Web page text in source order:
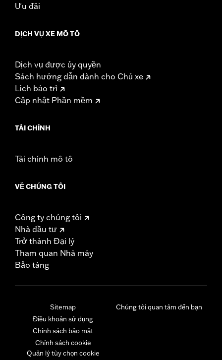
Ưu đãi
DỊCH VỤ XE MÔ TÔ
Dịch vụ được ủy quyền
Sách hướng dẫn dành cho Chủ xe
Lịch bảo trì
Cập nhật Phần mềm
TÀI CHÍNH
Tài chính mô tô
VỀ CHÚNG TÔI
Công ty chúng tôi
Nhà đầu tư
Trở thành Đại lý
Tham quan Nhà máy
Bảo tàng
Sitemap
Điều khoản sử dụng
Chính sách bảo mật
Chính sách cookie
Quản lý tùy chọn cookie
Chúng tôi quan tâm đến bạn